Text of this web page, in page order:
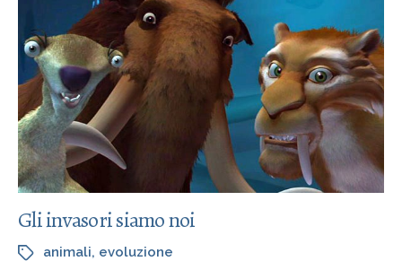
Gli invasori siamo noi
animali, evoluzione